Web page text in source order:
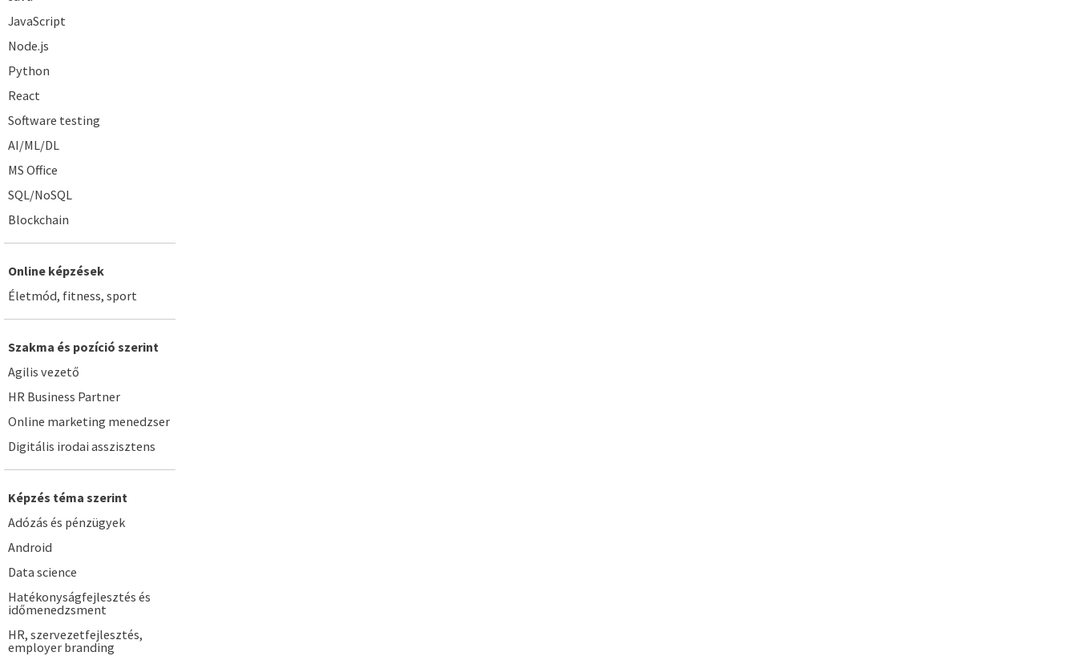
JavaScript
Node.js
Python
React
Software testing
AI/ML/DL
MS Office
SQL/NoSQL
Blockchain
Online képzések
Életmód, fitness, sport
Szakma és pozíció szerint
Agilis vezető
HR Business Partner
Online marketing menedzser
Digitális irodai asszisztens
Képzés téma szerint
Adózás és pénzügyek
Android
Data science
Hatékonyságfejlesztés és
időmenedzsment
HR, szervezetfejlesztés,
employer branding